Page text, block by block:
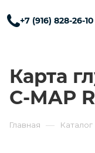
+7 (916) 828-26-10
Карта
С-MAP
Главная — Каталог